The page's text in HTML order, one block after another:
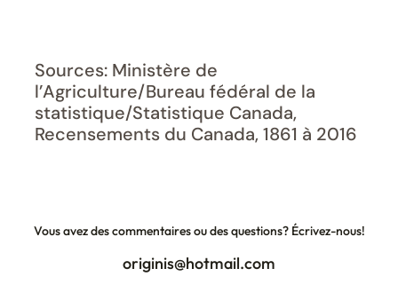
Sources: Ministère de
l’Agriculture/Bureau fédéral de la
statistique/Statistique Canada,
Recensements du Canada, 1861 à 2016
Vous avez des commentaires ou des questions? Écrivez-nous!
originis@hotmail.com